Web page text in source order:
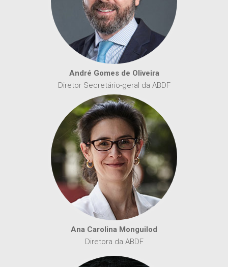
André Gomes de Oliveira
Diretor Secretário-geral da ABDF
Ana Carolina Monguilod
Diretora da ABDF